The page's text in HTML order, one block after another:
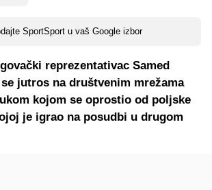
SportSport u vaš Google izbor
reprezentativac Samed
jutros na društvenim mrežama
kojom se oprostio od poljske
je igrao na posudbi u drugom